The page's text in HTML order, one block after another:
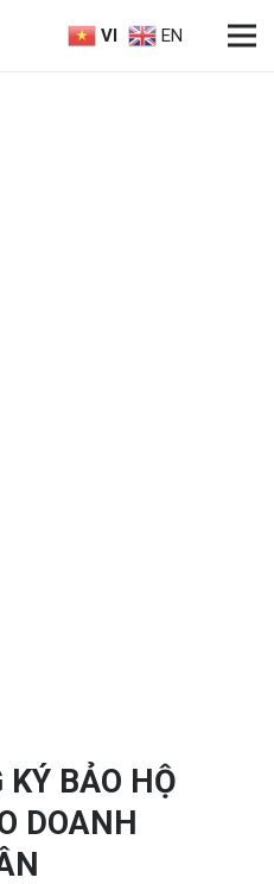
VI EN
BẢO HỘ
DOANH